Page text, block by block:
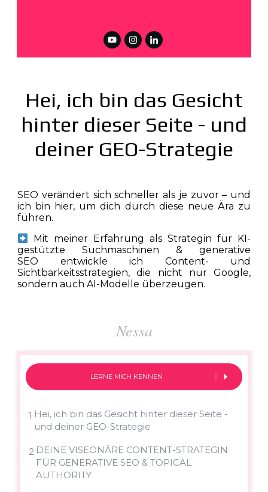
Hei, ich bin das Gesicht
hinter dieser Seite - und
deiner GEO-Strategie
SEO verändert sich schneller als je zuvor – und
ich bin hier, um dich durch diese neue Ära zu
führen.
Mit meiner Erfahrung alsStrategin für KI-
gestützte Suchmaschinen & generative
SEO entwickle ich Content- und
Sichtbarkeitsstrategien, die nicht nur Google,
sondern auch AI-Modelle überzeugen.
Nessa
LERNE MICH KENNEN
1 Hei, ich bin das Gesicht hinter dieser Seite -
und deiner GEO-Strategie
2 DEINE VISEONÄRE CONTENT-STRATEGIN
FÜR GENERATIVE SEO & TOPICAL
AUTHORITY